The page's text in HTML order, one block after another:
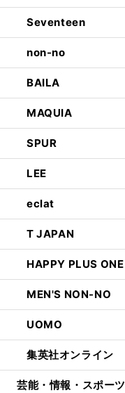
Seventeen
non-no
BAILA
MAQUIA
SPUR
LEE
eclat
T JAPAN
HAPPY PLUS ONE
MEN'S NON-NO
UOMO
集英社オンライン
芸能・情報・スポーツ